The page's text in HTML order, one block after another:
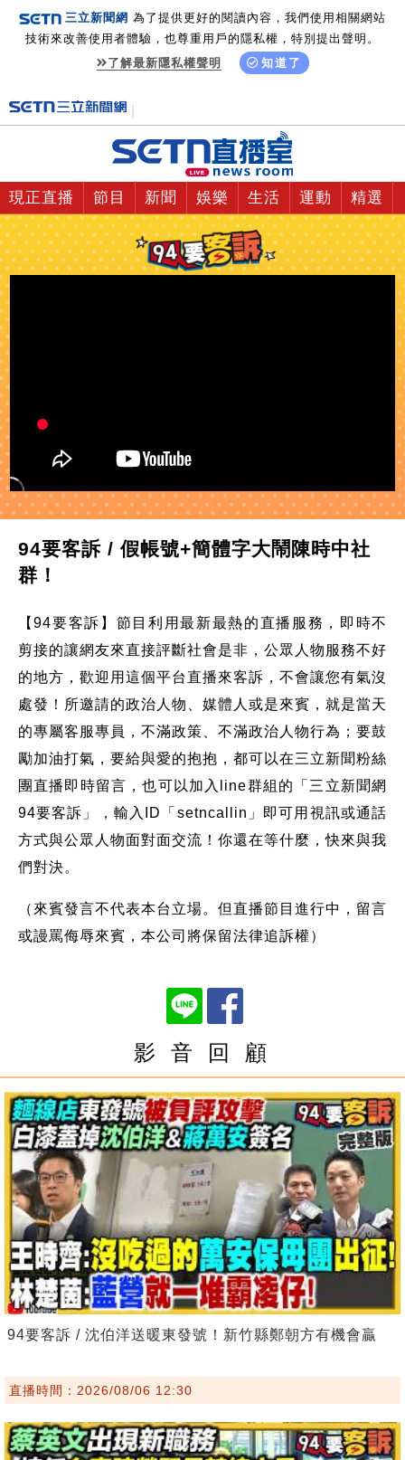
三立新聞網 為了提供更好的閱讀內容，我們使用相關網站
技術來改善使用者體驗，也尊重用戶的隱私權，特別提出聲明。
了解最新隱私權聲明
知道了
現正直播 節目 新聞 娛樂 生活 運動 精選
94要客訴 / 假帳號+簡體字大鬧陳時中社
群！
【94要客訴】節目利用最新最熱的直播服務，即時不
剪接的讓網友來直接評斷社會是非，公眾人物服務不好
的地方，歡迎用這個平台直播來客訴，不會讓您有氣沒
處發！所邀請的政治人物、媒體人或是來賓，就是當天
的專屬客服專員，不滿政策、不滿政治人物行為；要鼓
勵加油打氣，要給與愛的抱抱，都可以在三立新聞粉絲
團直播即時留言，也可以加入line群組的「三立新聞網
94要客訴」，輸入ID「setncallin」即可用視訊或通話
方式與公眾人物面對面交流！你還在等什麼，快來與我
們對決。
（來賓發言不代表本台立場。但直播節目進行中，留言
或謾罵侮辱來賓，本公司將保留法律追訴權）
影 音 回 顧
94要客訴 / 沈伯洋送暖東發號！新竹縣鄭朝方有機會贏
直播時間：2026/08/06 12:30